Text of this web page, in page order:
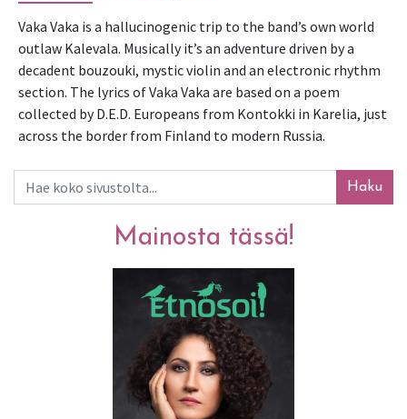
Vaka Vaka is a hallucinogenic trip to the band’s own world
outlaw Kalevala. Musically it’s an adventure driven by a
decadent bouzouki, mystic violin and an electronic rhythm
section. The lyrics of Vaka Vaka are based on a poem
collected by D.E.D. Europeans from Kontokki in Karelia, just
across the border from Finland to modern Russia.
Haku
Mainosta tässä!